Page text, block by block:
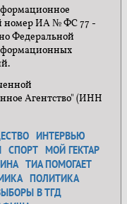
номер ИА № ФС 77 -
Федеральной
Агентство" (ИНН
ИНТЕРВЬЮ
СПОРТ МОЙ ГЕКТАР
ТИА ПОМОГАЕТ
ПОЛИТИКА
В ТГД